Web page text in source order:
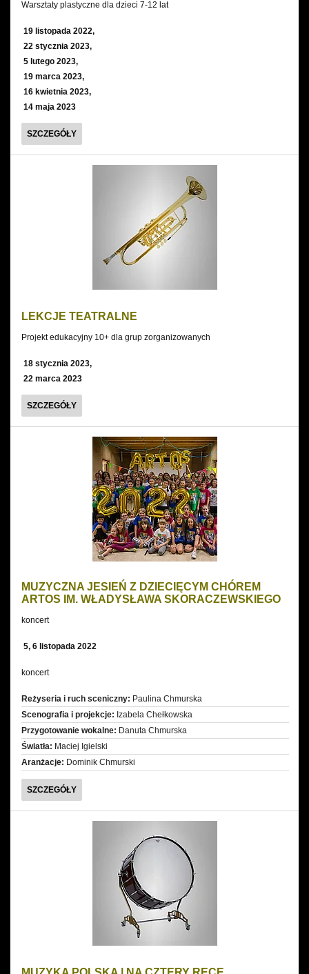
Wynajem rekwizytów
Fundusze unijne
Warsztaty plastyczne dla dzieci 7-12 lat
19 listopada 2022,
22 stycznia 2023,
5 lutego 2023,
19 marca 2023,
16 kwietnia 2023,
14 maja 2023
SZCZEGÓŁYCO
SIĘ
LEKCJE TEATRALNE
Projekt edukacyjny 10+ dla grup zorganizowanych
18 stycznia 2023,
22 marca 2023
SZCZEGÓŁYLEKCJE
TEATRALNE
MUZYCZNA JESIEŃ Z DZIECIĘCYM CHÓREM
ARTOS IM. WŁADYSŁAWA SKORACZEWSKIEGO
koncert
5, 6 listopada 2022
koncert
Reżyseria i ruch sceniczny: Paulina Chmurska
Scenografia i projekcje: Izabela Chełkowska
Przygotowanie wokalne: Danuta Chmurska
Światła: Maciej Igielski
Aranżacje: Dominik Chmurski
SZCZEGÓŁYMUZYCZNA
JESIEŃ